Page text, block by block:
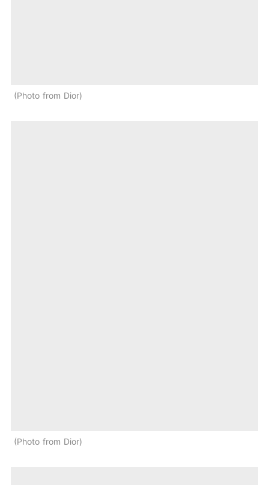
Photo from Dior
Photo from Dior